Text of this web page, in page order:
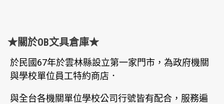
★關於OB文具倉庫★
於民國67年於雲林縣設立第一家門市，為政府機關
與學校單位員工特約商店．
與全台各機關單位學校公司行號皆有配合，服務遍